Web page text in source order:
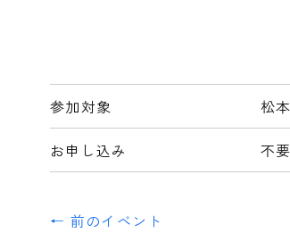
参加対象 松
お申し込み 不
← 前のイベント